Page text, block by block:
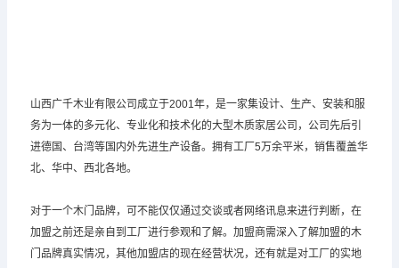
山西广千木业有限公司成立于2001年，是一家集设计、生产、安装和服
务为一体的多元化、专业化和技术化的大型木质家居公司，公司先后引
进德国、台湾等国内外先进生产设备。拥有工厂5万余平米，销售覆盖华
北、华中、西北各地。
对于一个木门品牌，可不能仅仅通过交谈或者网络讯息来进行判断，在
加盟之前还是亲自到工厂进行参观和了解。加盟商需深入了解加盟的木
门品牌真实情况，其他加盟店的现在经营状况，还有就是对工厂的实地